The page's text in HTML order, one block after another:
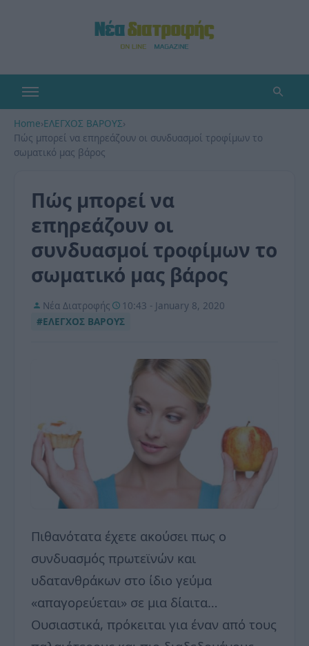
Home›ΕΛΕΓΧΟΣ ΒΑΡΟΥΣ›
Πώς μπορεί να επηρεάζουν οι συνδυασμοί τροφίμων το
σωματικό μας βάρος
Πώς μπορεί να
επηρεάζουν οι
συνδυασμοί τροφίμων το
σωματικό μας βάρος
Νέα Διατροφής
10:43 - January 8, 2020
#ΕΛΕΓΧΟΣ ΒΑΡΟΥΣ
Πιθανότατα έχετε ακούσει πως ο
συνδυασμός πρωτεϊνών και
υδατανθράκων στο ίδιο γεύμα
«απαγορεύεται» σε μια δίαιτα…
Ουσιαστικά, πρόκειται για έναν από τους